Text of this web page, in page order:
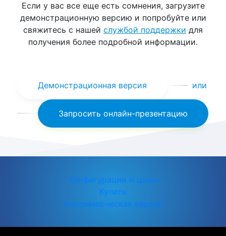
Если у вас все еще есть сомнения, загрузите
демонстрационную версию и попробуйте или
свяжитесь с нашей службой поддержки для
получения более подробной информации.
Демонстрационная версия или
Запросить онлайн-презентацию
Конфигурации и цены
Купить
Некоммерческая версия